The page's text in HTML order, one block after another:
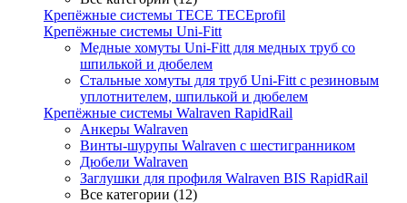
Крепёжные системы TECE TECEprofil
Крепёжные системы Uni-Fitt
Медные хомуты Uni-Fitt для медных труб со
шпилькой и дюбелем
Стальные хомуты для труб Uni-Fitt с резиновым
уплотнителем, шпилькой и дюбелем
Крепёжные системы Walraven RapidRail
Анкеры Walraven
Винты-шурупы Walraven с шестигранником
Дюбели Walraven
Заглушки для профиля Walraven BIS RapidRail
Все категории (12)